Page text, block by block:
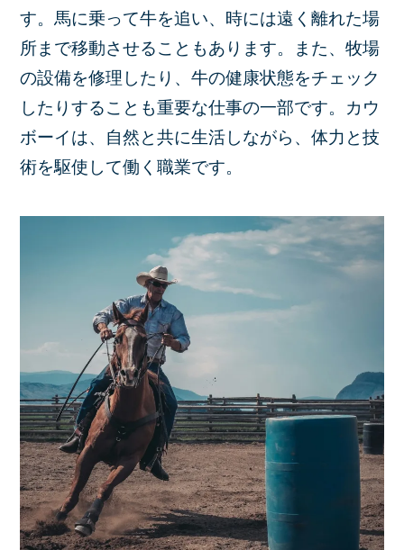
す。馬に乗って牛を追い、時には遠く離れた場
所まで移動させることもあります。また、牧場
の設備を修理したり、牛の健康状態をチェック
したりすることも重要な仕事の一部です。カウ
ボーイは、自然と共に生活しながら、体力と技
術を駆使して働く職業です。